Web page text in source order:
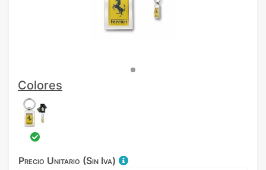
Colores
Precio Unitario (Sin Iva)